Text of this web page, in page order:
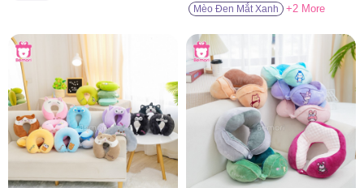
125.000 đ
Mèo Đen Mắt Xanh
+2 More